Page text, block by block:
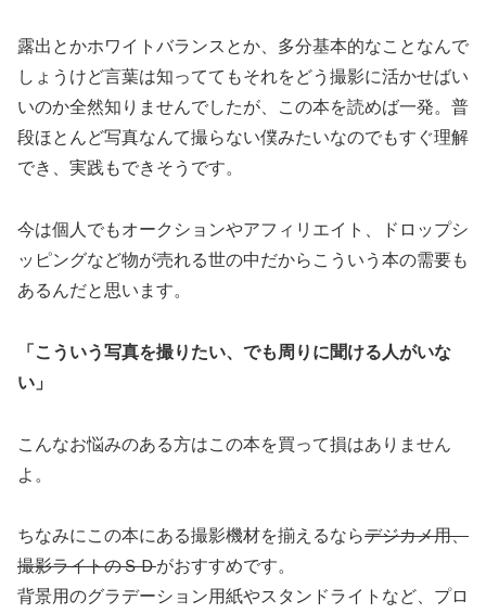
露出とかホワイトバランスとか、多分基本的なことなんで
しょうけど言葉は知っててもそれをどう撮影に活かせばい
いのか全然知りませんでしたが、この本を読めば一発。普
段ほとんど写真なんて撮らない僕みたいなのでもすぐ理解
でき、実践もできそうです。
今は個人でもオークションやアフィリエイト、ドロップシ
ッピングなど物が売れる世の中だからこういう本の需要も
あるんだと思います。
「こういう写真を撮りたい、でも周りに聞ける人がいな
い」
こんなお悩みのある方はこの本を買って損はありません
よ。
ちなみにこの本にある撮影機材を揃えるならデジカメ用、
撮影ライトのＳＤがおすすめです。
背景用のグラデーション用紙やスタンドライトなど、プロ